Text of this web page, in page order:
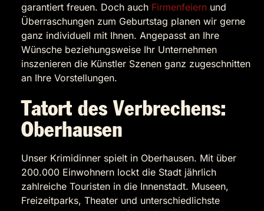
garantiert freuen. Doch auch Firmenfeiern und
Überraschungen zum Geburtstag planen wir gerne
ganz individuell mit Ihnen. Angepasst an Ihre
Wünsche beziehungsweise Ihr Unternehmen
inszenieren die Künstler Szenen ganz zugeschnitten
an Ihre Vorstellungen.
Tatort des Verbrechens:
Oberhausen
Unser Krimidinner spielt in Oberhausen. Mit über
200.000 Einwohnern lockt die Stadt jährlich
zahlreiche Touristen in die Innenstadt. Museen,
Freizeitparks, Theater und unterschiedlichste